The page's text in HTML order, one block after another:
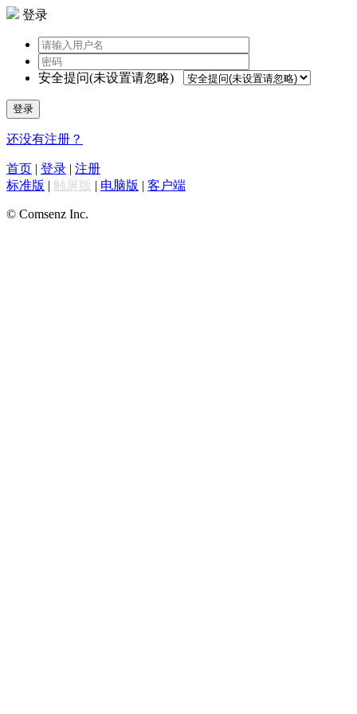
登录
安全提问(未设置请忽略)
登录
还没有注册？
首页 | 登录 | 注册
标准版 | 触屏版 | 电脑版 | 客户端
© Comsenz Inc.